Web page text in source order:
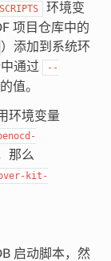
环境变
项目仓库中的
）添加到系统环
通过
--
值。
环境变量
那么
kit-
启动脚本，然